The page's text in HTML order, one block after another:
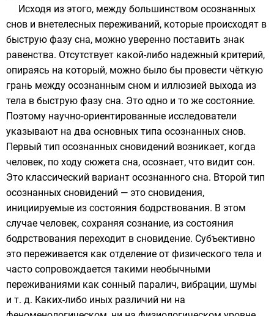
Исходя из этого, между большинством осознанных
снов и внетелесных переживаний, которые происходят в
быструю фазу сна, можно уверенно поставить знак
равенства. Отсутствует какой-либо надежный критерий,
опираясь на который, можно было бы провести чёткую
грань между осознанным сном и иллюзией выхода из
тела в быструю фазу сна. Это одно и то же состояние.
Поэтому научно-ориентированные исследователи
указывают на два основных типа осознанных снов.
Первый тип осознанных сновидений возникает, когда
человек, по ходу сюжета сна, осознает, что видит сон.
Это классический вариант осознанного сна. Второй тип
осознанных сновидений — это сновидения,
инициируемые из состояния бодрствования. В этом
случае человек, сохраняя сознание, из состояния
бодрствования переходит в сновидение. Субъективно
это переживается как отделение от физического тела и
часто сопровождается такими необычными
переживаниями как сонный паралич, вибрации, шумы
и т. д. Каких-либо иных различий ни на